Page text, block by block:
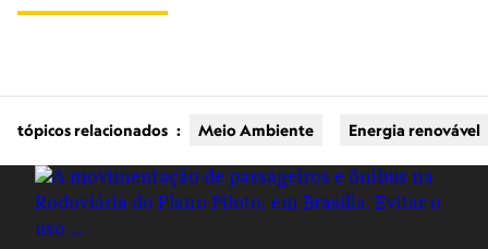
tópicos relacionados : Meio Ambiente Energia renovável